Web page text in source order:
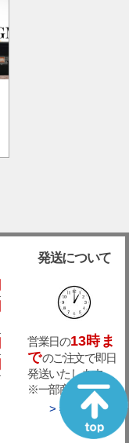
発送について
営業日の13時ま
でのご注文で即日
発送いたします。
※一部商品除く。
> もっと詳しく